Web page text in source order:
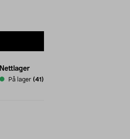
Nettlager
På lager (41)